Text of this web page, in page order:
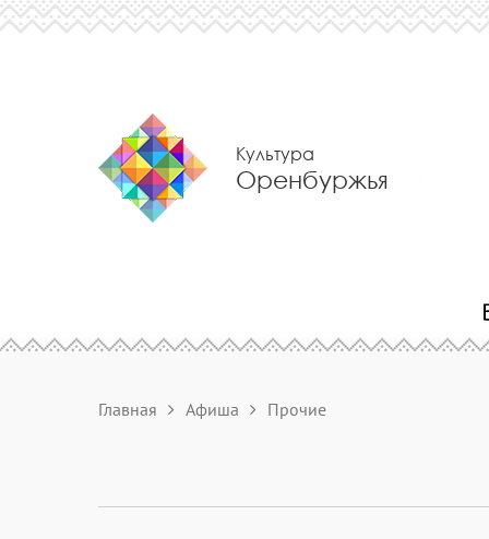
Культура
Оренбуржья
Главная Афиша Прочие